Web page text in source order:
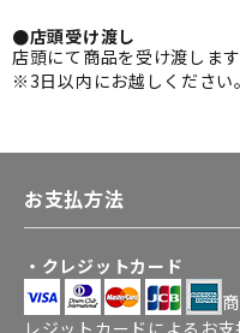
●店頭受け渡し
店頭にて商品を受け渡します
※3日以内にお越しください。
お支払方法
・クレジットカード
レジットカードによるお支